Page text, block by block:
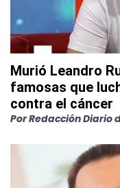
Murió Leandro
famosas que
contra el cáncer
PorRedacción Diario